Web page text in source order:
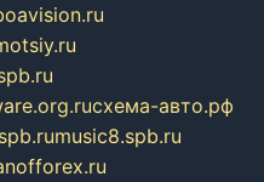
схема-авто.рф
music8.spb.ru